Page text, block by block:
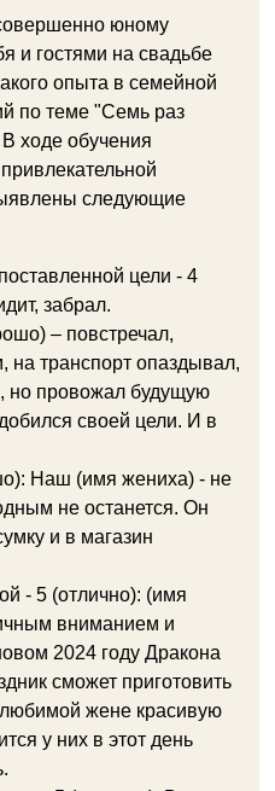
юному
и гостями на свадьбе
опыта в семейной
по теме "Семь раз
ходе обучения
следующие
цели - 4
забрал.
– повстречал,
на транспорт опаздывал,
но провожал будущую
своей цели. И в
Наш (имя жениха) - не
не останется. Он
и в магазин
- 5 (отлично): (имя
вниманием и
2024 году Дракона
сможет приготовить
любимой жене красивую
у них в этот день